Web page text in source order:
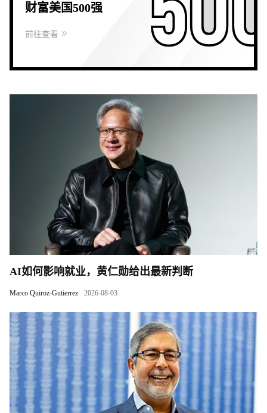
财富美国500强
前往查看
AI如何影响就业，黄仁勋给出最新判断
Marco Quiroz-Gutierrez 2026-08-03